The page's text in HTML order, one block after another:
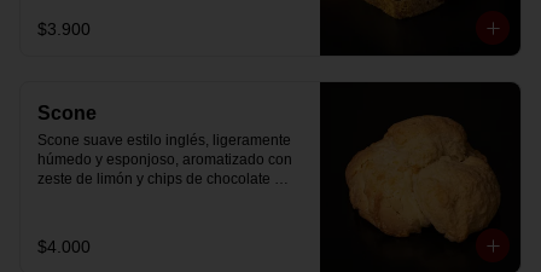
$3.900
Scone
Scone suave estilo inglés, ligeramente
húmedo y esponjoso, aromatizado con
zeste de limón y chips de chocolate
desayuno dulce y equilibrado.
$4.000